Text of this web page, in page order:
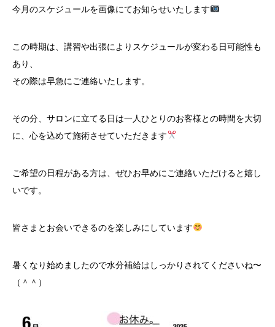
今月のスケジュールを画像にてお知らせいたします
この時期は、講習や出張によりスケジュールが変わる日可能性も
あり、
その際は早急にご連絡いたします。
その分、サロンに立てる日は一人ひとりのお客様との時間を大切
に、心を込めて施術させていただきます
ご希望の日程がある方は、ぜひお早めにご連絡いただけると嬉し
いです。
皆さまとお会いできるのを楽しみにしています
暑くなり始めましたので水分補給はしっかりされてくださいね〜
（＾＾）